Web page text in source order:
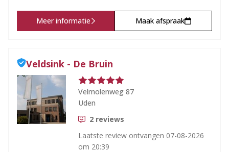
Meer informatie Maak afspraak
Veldsink - De Bruin
Velmolenweg 87
Uden
2 reviews
Laatste review ontvangen 07-08-2026
om 20:39